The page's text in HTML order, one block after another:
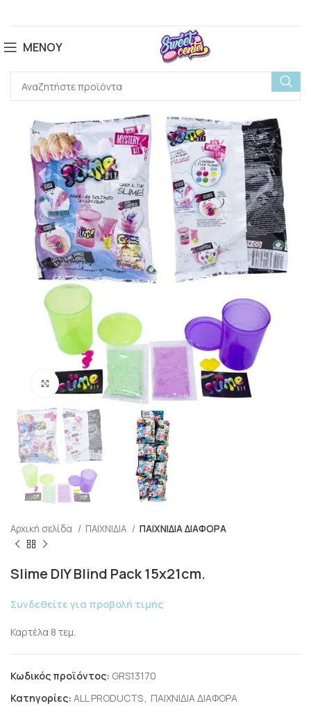
ΜΕΝΟΎ
Click to enlarge
Αρχική σελίδα ΠΑΙΧΝΙΔΙΑ ΠΑΙΧΝΙΔΙΑ ΔΙΑΦΟΡΑ
Slime DIY Blind Pack 15x21cm.
Συνδεθείτε για προβολή τιμής
Καρτέλα 8 τεμ.
Κωδικός προϊόντος: GRS13170
Κατηγορίες: ALL PRODUCTS, ΠΑΙΧΝΙΔΙΑ ΔΙΑΦΟΡΑ